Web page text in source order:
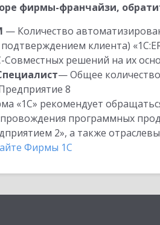
фирмы-франчайзи,
— Количество
клиента)
Совместных решений на их
— Общее количество
8
«1С» рекомендует
программных
2», а также
Фирмы 1С